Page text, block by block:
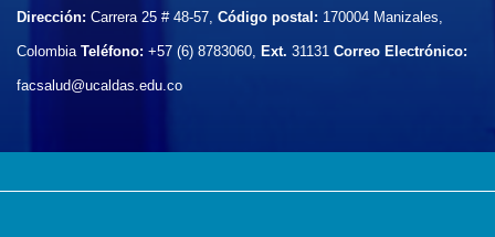
Dirección: Carrera 25 # 48-57, Código postal: 170004 Manizales,
Colombia Teléfono: +57 (6) 8783060, Ext. 31131 Correo Electrónico:
facsalud@ucaldas.edu.co